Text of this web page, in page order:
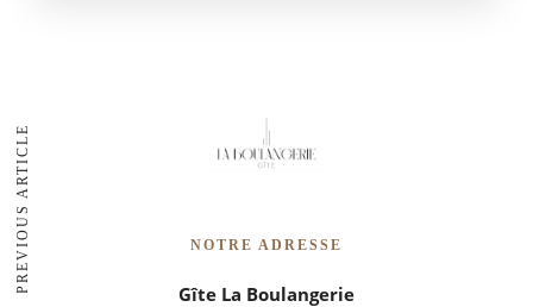
PREVIOUS ARTICLE NOTRE ADRESSE
Gîte La Boulangerie